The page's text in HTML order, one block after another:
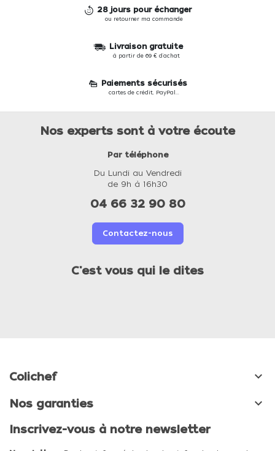
28 jours pour échanger
ou retourner ma commande
Livraison gratuite
à partir de 69 € d'achat
Paiements sécurisés
cartes de crédit, PayPal...
Nos experts sont à votre écoute
Par téléphone
Du Lundi au Vendredi
de 9h à 16h30
04 66 32 90 80
Contactez-nous
C'est vous qui le dites
Colichef 
Nos garanties 
Inscrivez-vous à notre newsletter